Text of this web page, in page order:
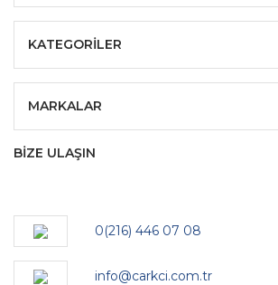
KATEGORİLER
MARKALAR
BİZE ULAŞIN
0(216) 446 07 08
info@carkci.com.tr